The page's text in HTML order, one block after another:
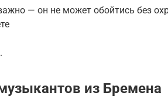
— он не может обойтись без
из Бремена